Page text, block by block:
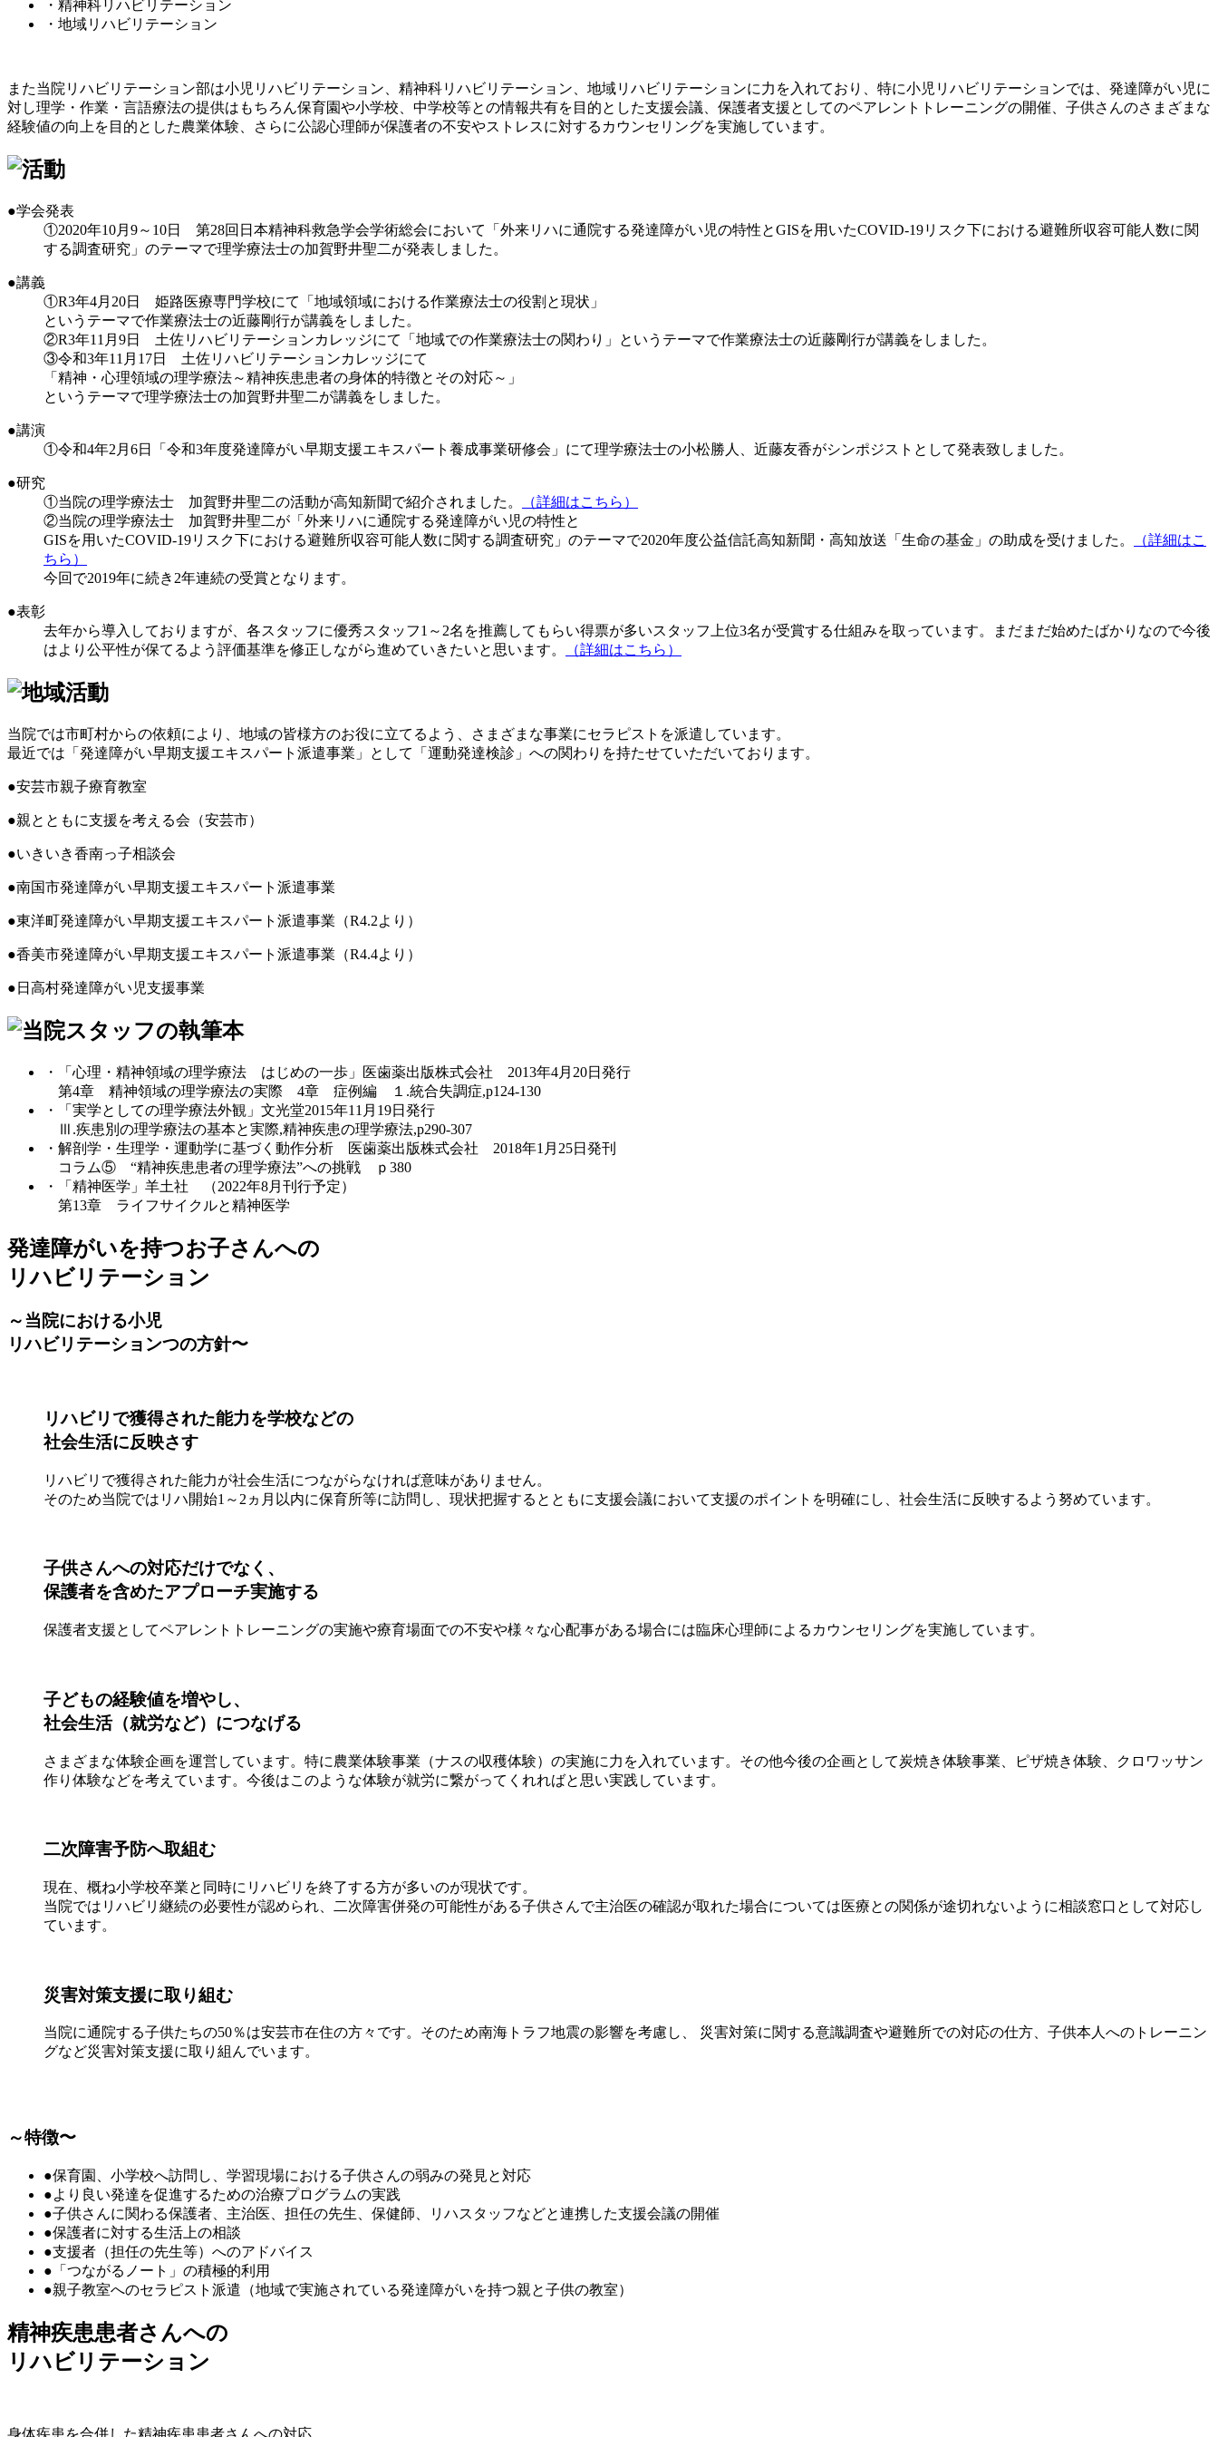
・精神科リハビリテーション
・地域リハビリテーション
また当院リハビリテーション部は小児リハビリテーション、精神科リハビリテーション、地域リハビリテーションに力を入れており、特に小児リハビリテーションでは、発達障がい児に
対し理学・作業・言語療法の提供はもちろん保育園や小学校、中学校等との情報共有を目的とした支援会議、保護者支援としてのペアレントトレーニングの開催、子供さんのさまざまな
経験値の向上を目的とした農業体験、さらに公認心理師が保護者の不安やストレスに対するカウンセリングを実施しています。
●学会発表
①2020年10月9～10日 第28回日本精神科救急学会学術総会において「外来リハに通院する発達障がい児の特性とGISを用いたCOVID-19リスク下における避難所収容可能人数に関
する調査研究」のテーマで理学療法士の加賀野井聖二が発表しました。
●講義
①R3年4月20日 姫路医療専門学校にて「地域領域における作業療法士の役割と現状」
というテーマで作業療法士の近藤剛行が講義をしました。
②R3年11月9日 土佐リハビリテーションカレッジにて「地域での作業療法士の関わり」というテーマで作業療法士の近藤剛行が講義をしました。
③令和3年11月17日 土佐リハビリテーションカレッジにて
「精神・心理領域の理学療法～精神疾患患者の身体的特徴とその対応～」
というテーマで理学療法士の加賀野井聖二が講義をしました。
●講演
①令和4年2月6日「令和3年度発達障がい早期支援エキスパート養成事業研修会」にて理学療法士の小松勝人、近藤友香がシンポジストとして発表致しました。
●研究
①当院の理学療法士 加賀野井聖二の活動が高知新聞で紹介されました。
（詳細はこちら）
②当院の理学療法士 加賀野井聖二が「外来リハに通院する発達障がい児の特性と
GISを用いたCOVID-19リスク下における避難所収容可能人数に関する調査研究」のテーマで2020年度公益信託高知新聞・高知放送「生命の基金」の助成を受けました。
（詳細はこ
ちら）
今回で2019年に続き2年連続の受賞となります。
●表彰
去年から導入しておりますが、各スタッフに優秀スタッフ1～2名を推薦してもらい得票が多いスタッフ上位3名が受賞する仕組みを取っています。まだまだ始めたばかりなので今後
はより公平性が保てるよう評価基準を修正しながら進めていきたいと思います。
（詳細はこちら）
当院では市町村からの依頼により、地域の皆様方のお役に立てるよう、さまざまな事業にセラピストを派遣しています。
最近では「発達障がい早期支援エキスパート派遣事業」として「運動発達検診」への関わりを持たせていただいております。
●安芸市親子療育教室
●親とともに支援を考える会（安芸市）
●いきいき香南っ子相談会
●南国市発達障がい早期支援エキスパート派遣事業
●東洋町発達障がい早期支援エキスパート派遣事業（R4.2より）
●香美市発達障がい早期支援エキスパート派遣事業（R4.4より）
●日高村発達障がい児支援事業
・「心理・精神領域の理学療法 はじめの一歩」医歯薬出版株式会社 2013年4月20日発行
第4章 精神領域の理学療法の実際 4章 症例編 １.統合失調症,p124-130
・「実学としての理学療法外観」文光堂2015年11月19日発行
Ⅲ.疾患別の理学療法の基本と実際,精神疾患の理学療法,p290-307
・解剖学・生理学・運動学に基づく動作分析 医歯薬出版株式会社 2018年1月25日発刊
コラム⑤ “精神疾患患者の理学療法”への挑戦 ｐ380
・「精神医学」羊土社 （2022年8月刊行予定）
第13章 ライフサイクルと精神医学
発達障がいを持つお子さんへの
リハビリテーション
～当院における小児
リハビリテーションつの方針〜
リハビリで獲得された能力を学校などの
社会生活に反映さす
リハビリで獲得された能力が社会生活につながらなければ意味がありません。
そのため当院ではリハ開始1～2ヵ月以内に保育所等に訪問し、現状把握するとともに支援会議において支援のポイントを明確にし、社会生活に反映するよう努めています。
子供さんへの対応だけでなく、
保護者を含めたアプローチ実施する
保護者支援としてペアレントトレーニングの実施や療育場面での不安や様々な心配事がある場合には臨床心理師によるカウンセリングを実施しています。
子どもの経験値を増やし、
社会生活（就労など）につなげる
さまざまな体験企画を運営しています。特に農業体験事業（ナスの収穫体験）の実施に力を入れています。その他今後の企画として炭焼き体験事業、ピザ焼き体験、クロワッサン
作り体験などを考えています。今後はこのような体験が就労に繋がってくれればと思い実践しています。
二次障害予防へ取組む
現在、概ね小学校卒業と同時にリハビリを終了する方が多いのが現状です。
当院ではリハビリ継続の必要性が認められ、二次障害併発の可能性がある子供さんで主治医の確認が取れた場合については医療との関係が途切れないように相談窓口として対応し
ています。
災害対策支援に取り組む
当院に通院する子供たちの50％は安芸市在住の方々です。そのため南海トラフ地震の影響を考慮し、 災害対策に関する意識調査や避難所での対応の仕方、子供本人へのトレーニン
グなど災害対策支援に取り組んでいます。
～特徴〜
●保育園、小学校へ訪問し、学習現場における子供さんの弱みの発見と対応
●より良い発達を促進するための治療プログラムの実践
●子供さんに関わる保護者、主治医、担任の先生、保健師、リハスタッフなどと連携した支援会議の開催
●保護者に対する生活上の相談
●支援者（担任の先生等）へのアドバイス
●「つながるノート」の積極的利用
●親子教室へのセラピスト派遣（地域で実施されている発達障がいを持つ親と子供の教室）
精神疾患患者さんへの
リハビリテーション
身体疾患を合併した精神疾患患者さんへの対応